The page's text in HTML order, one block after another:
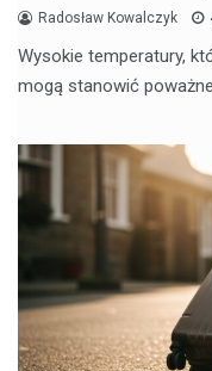
Radosław Kowalczyk
Wysokie temperatury,
mogą stanowić